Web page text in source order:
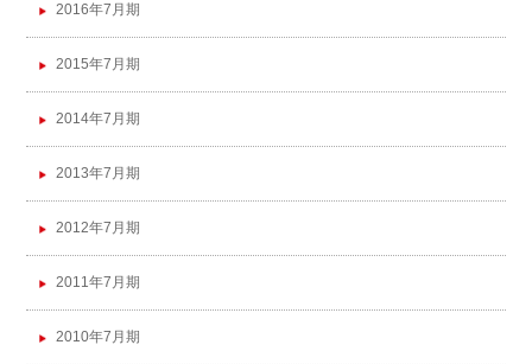
2016年7月期
2015年7月期
2014年7月期
2013年7月期
2012年7月期
2011年7月期
2010年7月期